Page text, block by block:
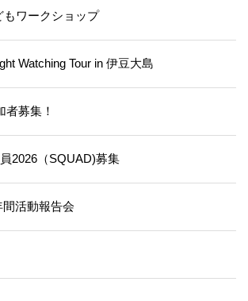
もワークショップ
Watching Tour in 伊豆大島
者募集！
2026（SQUAD)募集
活動報告会